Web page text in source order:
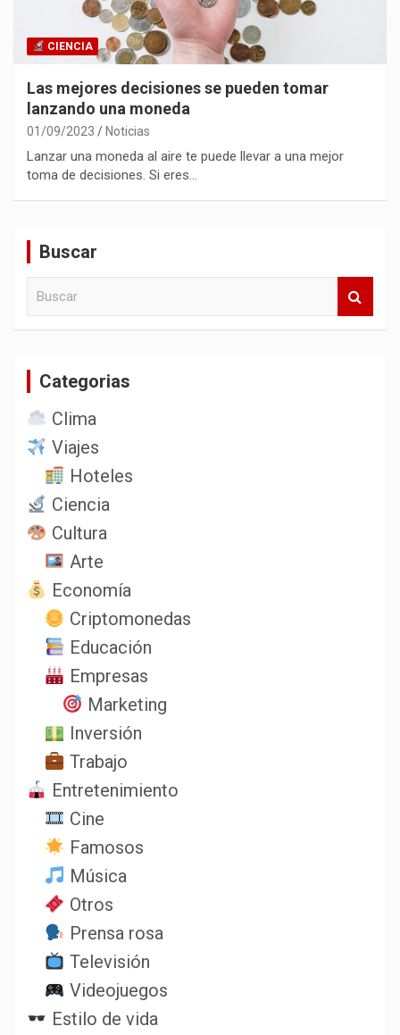
CIENCIA
Las mejores decisiones se pueden tomar
lanzando una moneda
01/09/2023 Noticias
Lanzar una moneda al aire te puede llevar a una mejor
toma de decisiones. Si eres…
Buscar
Categorias
Clima
Viajes
Hoteles
Ciencia
Cultura
Arte
Economía
Criptomonedas
Educación
Empresas
Marketing
Inversión
Trabajo
Entretenimiento
Cine
Famosos
Música
Otros
Prensa rosa
Televisión
Videojuegos
Estilo de vida